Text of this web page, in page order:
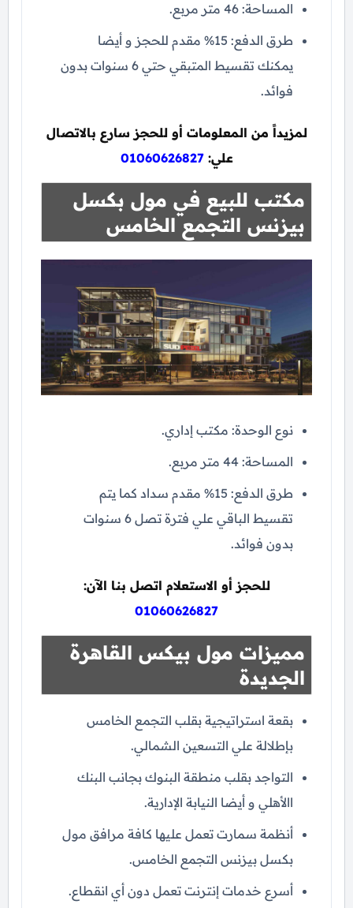
المساحة: 46 متر مربع.
طرق الدفع: 15% مقدم للحجز و أيضا
يمكنك تقسيط المتبقي حتي 6 سنوات بدون
فوائد.
لمزيداً من المعلومات أو للحجز سارع بالاتصال
علي:01060626827
مكتب للبيع في مول بكسل
بيزنس التجمع الخامس
نوع الوحدة: مكتب إداري.
المساحة: 44 متر مربع.
طرق الدفع: 15% مقدم سداد كما يتم
تقسيط الباقي علي فترة تصل 6 سنوات
بدون فوائد.
للحجز أو الاستعلام اتصل بنا الآن:
01060626827
مميزات مول بيكس القاهرة
الجديدة
بقعة استراتيجية بقلب التجمع الخامس
بإطلالة علي التسعين الشمالي.
التواجد بقلب منطقة البنوك بجانب البنك
االأهلي و أيضا النيابة الإدارية.
أنظمة سمارت تعمل عليها كافة مرافق مول
بكسل بيزنس التجمع الخامس.
أسرع خدمات إنترنت تعمل دون أي انقطاع.